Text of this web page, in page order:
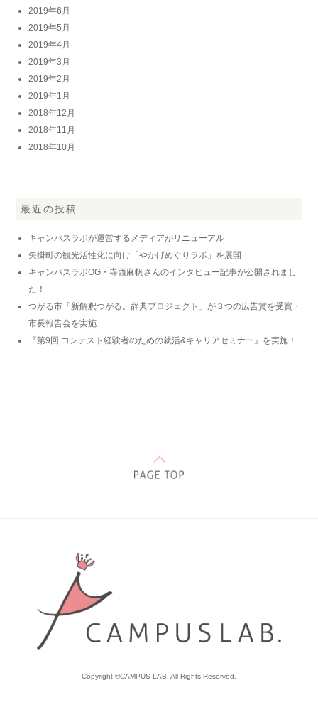
2019年6月
2019年5月
2019年4月
2019年3月
2019年2月
2019年1月
2018年12月
2018年11月
2018年10月
最近の投稿
キャンパスラボが運営するメディアがリニューアル
矢掛町の観光活性化に向け「やかげめぐりラボ」を展開
キャンパスラボOG・寺西麻帆さんのインタビュー記事が公開されまし
た！
つがる市「新解釈つがる。辞典プロジェクト」が３つの広告賞を受賞・
市長報告会を実施
『第9回 コンテスト経験者のための就活&キャリアセミナー』を実施！
Copyright ©CAMPUS LAB. All Rights Reserved.